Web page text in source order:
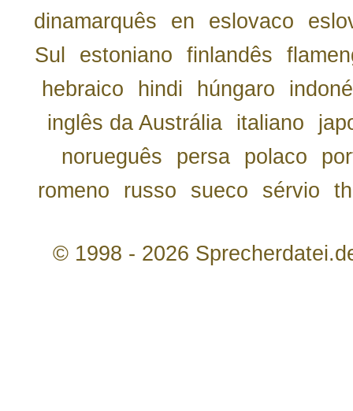
dinamarquês
en eslovaco
Sul
estoniano finlandês
hebraico
hindi húngaro
inglês da Austrália
italiano
norueguês
persa polaco
romeno
russo sueco sérvio th
© 1998 - 2026